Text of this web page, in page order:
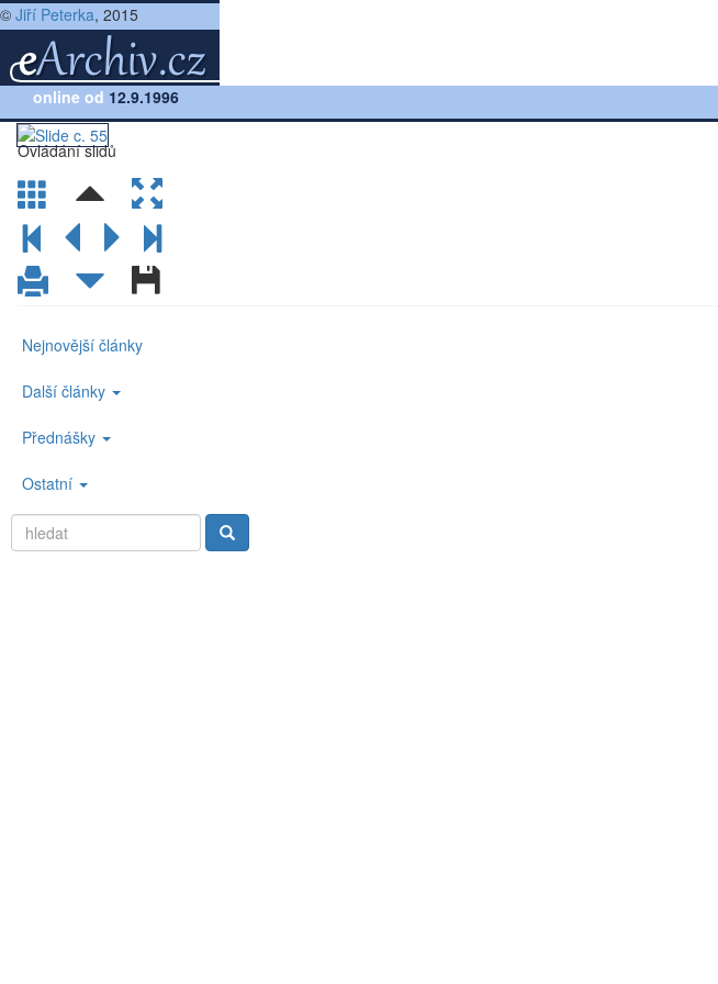
© Jiří Peterka, 2015
online od 12.9.1996
Ovládání slidů
Nejnovější články
Další články
Přednášky
Ostatní
Přednáška:Malý síťový tutoriál (1998)